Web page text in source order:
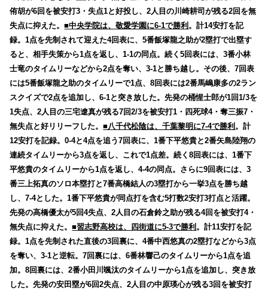
侑胡が6回を被安打3・失点1と好投し、2人目の川崎耕司が残る2回を無
失点に抑えた。■中央学院は、敬愛学園に6-1で勝利 。計14安打を記
録。1点を先制されて迎えた4回表に、5番飯塚龍之助が2塁打で出塁す
ると、相手失策から1点を返し、1-1の同点。続く5回表には、3番小林
士竜のタイムリーなどから2点を奪い、3-1と勝ち越し。その後、7回表
には5番飯塚龍之助のタイムリーで1点、8回表には2番馬嶋康多の2ラン
スクイズで2点を追加し、6-1と突き放した。先発の桶惺士郎が1回1/3を
1失点、2人目の三宅遼真が残る7回2/3を被安打1・四死球4・奪三振7・
無失点と好リリーフした。■八千代松陰は、千葉黎明に7-4で勝利 。計
12安打を記録。0-4と4点を追う7回表に、1番下平悠貴と2番矢島陸翔の
連続タイムリーから3点を返し、これで1点差。続く8回表には、1番下
平悠貴のタイムリーから1点を返し、4-4の同点。さらに9回表には、3
番三上拓真のソロ本塁打と7番高橋結人の3塁打から一挙3点を勝ち越
し、7-4とした。1番下平悠貴が同点打を含む5打数2安打3打点と活躍。
先発の高橋優太が5回4失点、2人目の石倉鈴之助が残る4回を被安打4・
無失点に抑えた。■習志野高校は、四街道に5-3で勝利 。計11安打を記
録。1点を先制された直後の3回裏に、4番中西悠真の2塁打などから3点
を奪い、3-1と逆転。7回裏には、6番林響己のタイムリーから1点を追
加。8回裏には、2番小田川颯汰のタイムリーから1点を追加し、突き放
した。先発の安田塁が6回2失点、2人目の中原瑛心が残る3回を被安打